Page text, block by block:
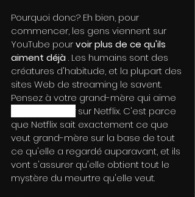
Pourquoi donc? Eh bien, pour
commencer, les gens viennent sur
YouTube pour voir plus de ce qu'ils
aiment déjà . Les humains sont des
créatures d'habitude, et la plupart des
sites Web de streaming le savent.
Pensez à votre grand-mère qui aime
sur Netflix. C'est parce
que Netflix sait exactement ce que
veut grand-mère sur la base de tout
ce qu'elle a regardé auparavant, et ils
vont s'assurer qu'elle obtient tout le
mystère du meurtre qu'elle veut.